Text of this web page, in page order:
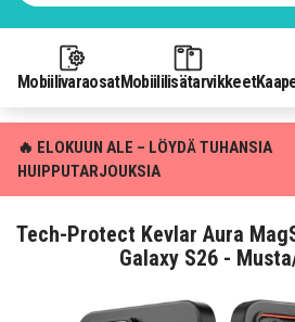
MobiilivaraosatMobiililisätarvikkeet
🔥 ELOKUUN ALE – LÖYDÄ TUHANSIA
HUIPPUTARJOUKSIA
Tech-Protect Kevlar Aura
Galaxy S26 -